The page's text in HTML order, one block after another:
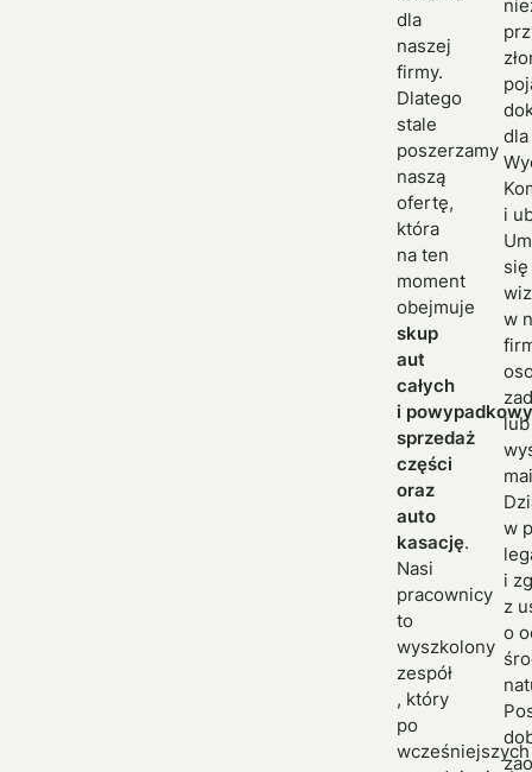
dla
naszej
firmy.
Dlatego
stale
poszerzamy
naszą
ofertę,
która
na ten
moment
obejmuje
skup
aut
całych
i
sprzedaż
części
oraz
auto
kasację.
Nasi
pracownicy
to
wyszkolony
zespół
, który
po
wcześniejszych
dla
i
się
w
lub
w
i
z
o